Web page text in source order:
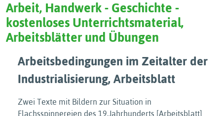
Arbeit, Handwerk - Geschichte -
kostenloses Unterrichtsmaterial,
Arbeitsblätter und Übungen
Arbeitsbedingungen im Zeitalter der
Industrialisierung, Arbeitsblatt
Zwei Texte mit Bildern zur Situation in
Flachsspinnereien des 19.Jahrhunderts [Arbeitsblatt]